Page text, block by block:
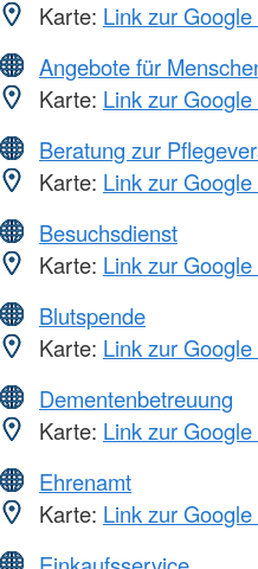
Karte: Link zur
Angebote für
Karte: Link zur
Beratung zur
Karte: Link zur
Besuchsdienst
Karte: Link zur
Blutspende
Karte: Link zur
Dementenbetreuung
Karte: Link zur
Ehrenamt
Karte: Link zur